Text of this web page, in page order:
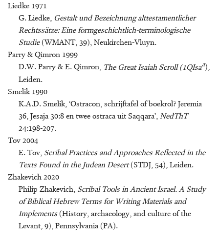
Liedke 1971
G. Liedke, Gestalt und Bezeichnung alttestamentlicher
Rechtssätze: Eine formgeschichtlich-terminologische
Studie(WMANT, 39), Neukirchen-Vluyn.
Parry & Qimron 1999
D.W. Parry & E. Qimron, The Great Isaiah Scroll (1QIsaa),
Leiden.
Smelik 1990
K.A.D. Smelik, ‘Ostracon, schrijftafel of boekrol? Jeremia
36, Jesaja 30:8 en twee ostraca uit Saqqara’,NedThT
24:198-207.
Tov 2004
E. Tov, Scribal Practices and Approaches Reflected in the
Texts Found in the Judean Desert(STDJ, 54), Leiden.
Zhakevich 2020
Philip Zhakevich, Scribal Tools in Ancient Israel. A Study
of Biblical Hebrew Terms for Writing Materials and
Implements(History, archaeology, and culture of the
Levant, 9), Pennsylvania (PA).